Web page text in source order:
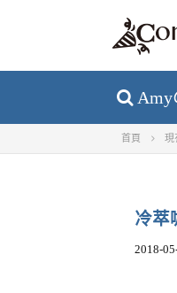
首頁 現
冷萃
2018-